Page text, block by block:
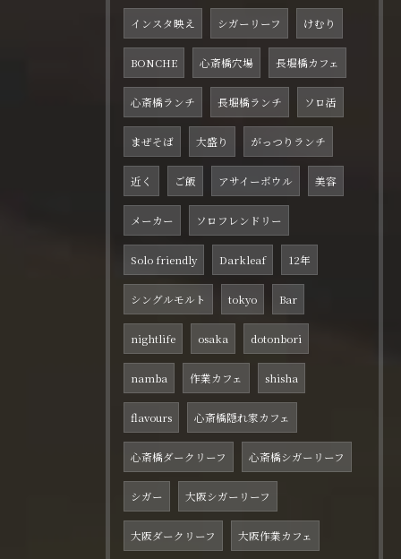
インスタ映え シガーリーフ けむり
BONCHE 心斎橋穴場 長堀橋カフェ
心斎橋ランチ 長堀橋ランチ ソロ活
まぜそば 大盛り がっつりランチ
近く ご飯 アサイーボウル 美容
メーカー ソロフレンドリー
Solo friendly Darkleaf 12年
シングルモルト tokyo Bar
nightlife osaka dotonbori
namba 作業カフェ shisha
flavours 心斎橋隠れ家カフェ
心斎橋ダークリーフ 心斎橋シガーリーフ
シガー 大阪シガーリーフ
大阪ダークリーフ 大阪作業カフェ